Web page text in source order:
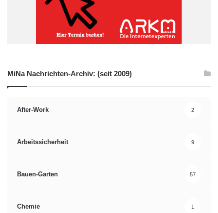
MiNa Nachrichten-Archiv: (seit 2009)
After-Work 2
Arbeitssicherheit 9
Bauen-Garten 57
Chemie 1